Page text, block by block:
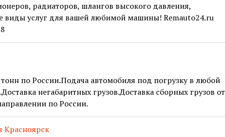
радиаторов, шлангов высокого давления,
виды услуг для вашей любимой машины! Remauto24.ru
по России.Подача автомобиля под погрузку в любой
негабаритных грузов.Доставка сборных грузов от
по России.
Красноярск